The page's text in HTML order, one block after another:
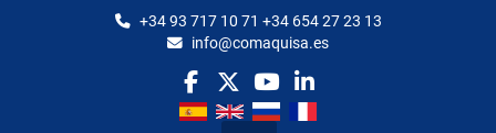
+34 93 717 10 71 +34 654 27 23 13
info@comaquisa.es
facebook
twitteryoutubelinkedin